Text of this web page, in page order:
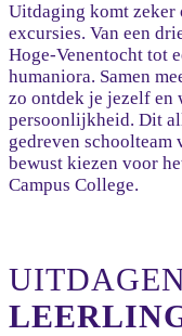
Uitdaging komt zeker
excursies. Van een
Hoge-Venentocht tot
humaniora. Samen
zo ontdek je jezelf en
persoonlijkheid. Dit
gedreven schoolteam
bewust kiezen voor
Campus College.